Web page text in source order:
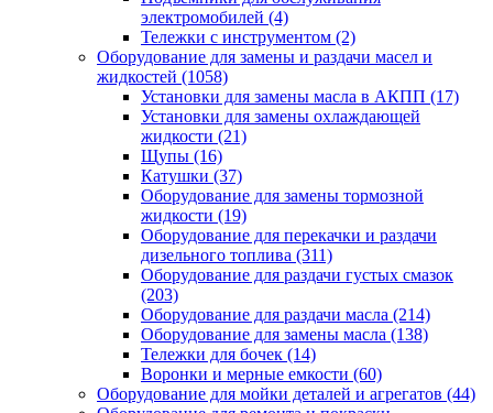
электромобилей (4)
Тележки с инструментом (2)
Оборудование для замены и раздачи масел и
жидкостей (1058)
Установки для замены масла в АКПП (17)
Установки для замены охлаждающей
жидкости (21)
Щупы (16)
Катушки (37)
Оборудование для замены тормозной
жидкости (19)
Оборудование для перекачки и раздачи
дизельного топлива (311)
Оборудование для раздачи густых смазок
(203)
Оборудование для раздачи масла (214)
Оборудование для замены масла (138)
Тележки для бочек (14)
Воронки и мерные емкости (60)
Оборудование для мойки деталей и агрегатов (44)